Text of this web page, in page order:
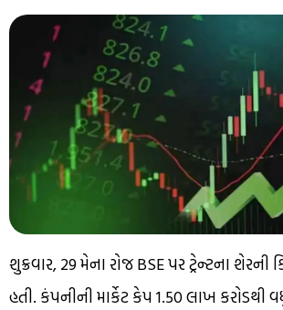
શુક્રવાર, 29 મેના રોજ BSE પર ટ્રેન્ટના શેરની
હતી. કંપનીની માર્કેટ કેપ ₹1.50 લાખ